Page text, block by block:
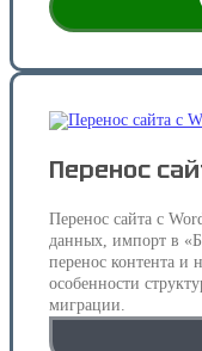
Перенос
Перенос сайта с
данных, импорт в
перенос контента и
особенности
миграции.